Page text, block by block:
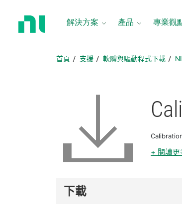
解決方案 產品 專業觀
首頁 支援 軟體與驅動程式下載
+ 閱讀更
下載